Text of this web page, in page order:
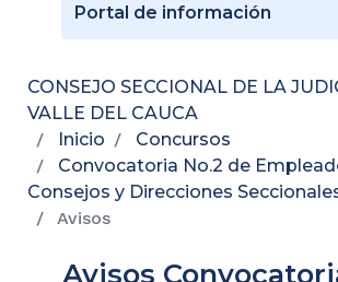
Portal de información
CONSEJO SECCIONAL DE LA
VALLE DEL CAUCA
Inicio
Concursos
Convocatoria No.2 de
Consejos y Direcciones
Avisos
Avisos